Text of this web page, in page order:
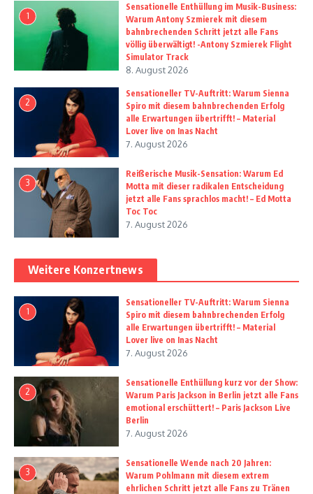
1
Sensationelle Enthüllung im Musik-Business:
Warum Antony Szmierek mit diesem
bahnbrechenden Schritt jetzt alle Fans
völlig überwältigt! -Antony Szmierek Flight
Simulator Track
8. August 2026
2
Sensationeller TV-Auftritt: Warum Sienna
Spiro mit diesem bahnbrechenden Erfolg
alle Erwartungen übertrifft! – Material
Lover live on Inas Nacht
7. August 2026
3
Reißerische Musik-Sensation: Warum Ed
Motta mit dieser radikalen Entscheidung
jetzt alle Fans sprachlos macht! – Ed Motta
Toc Toc
7. August 2026
Weitere Konzertnews
1
Sensationeller TV-Auftritt: Warum Sienna
Spiro mit diesem bahnbrechenden Erfolg
alle Erwartungen übertrifft! – Material
Lover live on Inas Nacht
7. August 2026
2
Sensationelle Enthüllung kurz vor der Show:
Warum Paris Jackson in Berlin jetzt alle Fans
emotional erschüttert! – Paris Jackson Live
Berlin
7. August 2026
3
Sensationelle Wende nach 20 Jahren:
Warum Pohlmann mit diesem extrem
ehrlichen Schritt jetzt alle Fans zu Tränen